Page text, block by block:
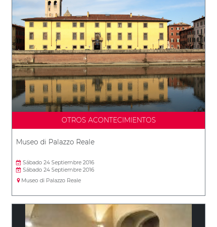
OTROS ACONTECIMIENTOS
Museo di Palazzo Reale
Sábado 24 Septiembre 2016
Sábado 24 Septiembre 2016
Museo di Palazzo Reale